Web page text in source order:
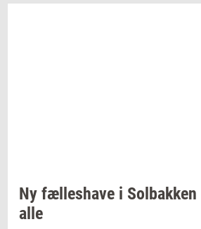
Ny fæl­les­ha­ve i Sol­bak­ken
alle